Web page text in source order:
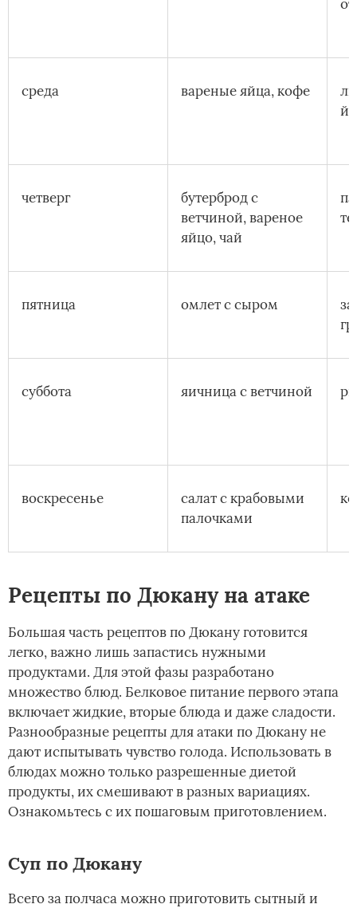
среда вареные яйца, кофе
четверг
бутерброд с
ветчиной, вареное
яйцо, чай
пятница омлет с сыром
суббота яичница с ветчиной
воскресенье
салат с крабовыми
палочками
Рецепты по Дюкану на атаке
Большая часть рецептов по Дюкану готовится
легко, важно лишь запастись нужными
продуктами. Для этой фазы разработано
множество блюд. Белковое питание первого этапа
включает жидкие, вторые блюда и даже сладости.
Разнообразные рецепты для атаки по Дюкану не
дают испытывать чувство голода. Использовать в
блюдах можно только разрешенные диетой
продукты, их смешивают в разных вариациях.
Ознакомьтесь с их пошаговым приготовлением.
Суп по Дюкану
Всего за полчаса можно приготовить сытный и